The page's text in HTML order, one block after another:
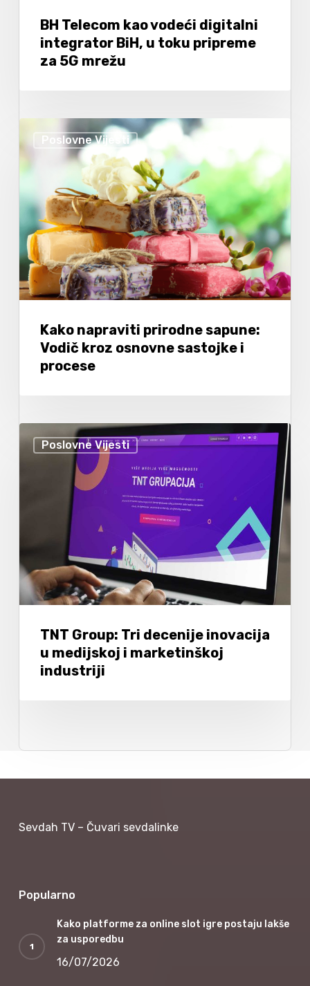
BH Telecom kao vodeći digitalni
integrator BiH, u toku pripreme
za 5G mrežu
Poslovne Vijesti
Kako napraviti prirodne sapune:
Vodič kroz osnovne sastojke i
procese
Poslovne Vijesti
TNT Group: Tri decenije inovacija
u medijskoj i marketinškoj
industriji
Sevdah TV – Čuvari sevdalinke
Popularno
Kako platforme za online slot igre postaju lakše
za usporedbu
16/07/2026